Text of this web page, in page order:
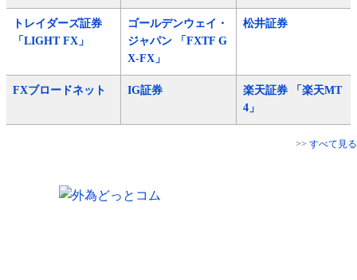
トレイダーズ証券
「LIGHT FX」
ゴールデンウェイ・
ジャパン 「FXTF G
X-FX」
松井証券
FXブロードネット IG証券
楽天証券 「楽天MT
4」
>> すべて見る